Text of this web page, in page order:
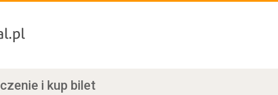
i kup bilet